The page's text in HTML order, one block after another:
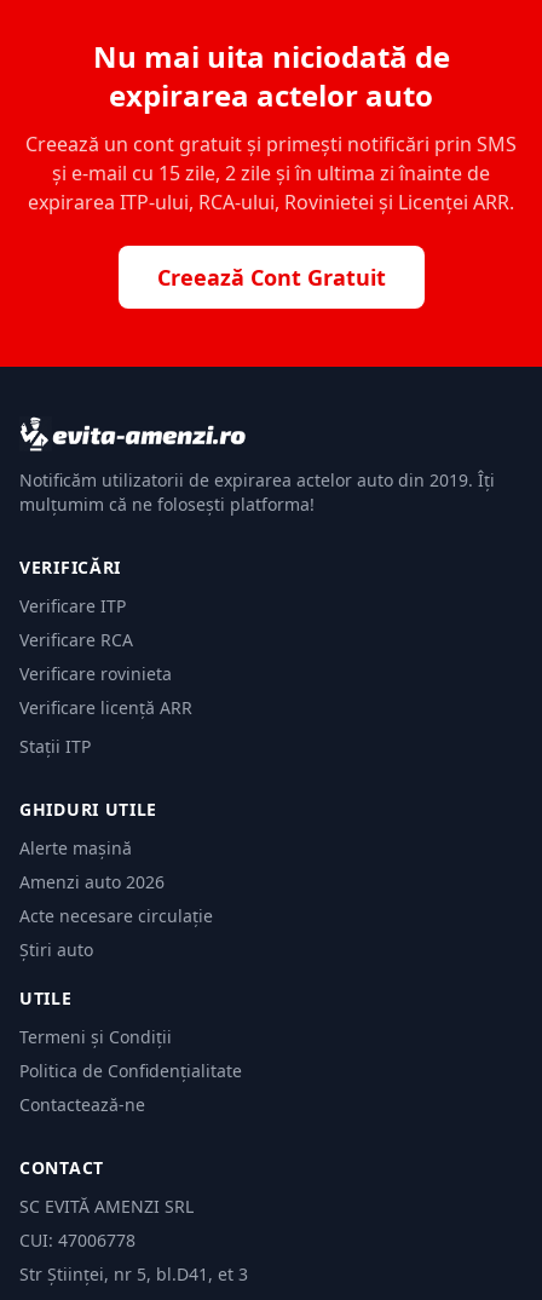
Nu mai uita niciodată de
expirarea actelor auto
Creează un cont gratuit și primești notificări prin SMS
și e-mail cu 15 zile, 2 zile și în ultima zi înainte de
expirarea ITP-ului, RCA-ului, Rovinietei și Licenței ARR.
Creează Cont Gratuit
Notificăm utilizatorii de expirarea actelor auto din 2019. Îți
mulțumim că ne folosești platforma!
VERIFICĂRI
Verificare ITP
Verificare RCA
Verificare rovinieta
Verificare licență ARR
Stații ITP
GHIDURI UTILE
Alerte mașină
Amenzi auto 2026
Acte necesare circulație
Știri auto
UTILE
Termeni și Condiții
Politica de Confidențialitate
Contactează-ne
CONTACT
SC EVITĂ AMENZI SRL
CUI: 47006778
Str Științei, nr 5, bl.D41, et 3